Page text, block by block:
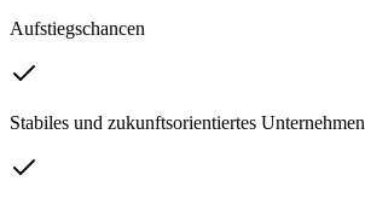
Aufstiegschancen
Stabiles und zukunftsorientiertes Unternehmen